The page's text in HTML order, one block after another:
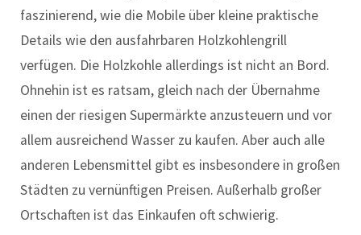
faszinierend, wie die Mobile über kleine praktische
Details wie den ausfahrbaren Holzkohlengrill
verfügen. Die Holzkohle allerdings ist nicht an Bord.
Ohnehin ist es ratsam, gleich nach der Übernahme
einen der riesigen Supermärkte anzusteuern und vor
allem ausreichend Wasser zu kaufen. Aber auch alle
anderen Lebensmittel gibt es insbesondere in großen
Städten zu vernünftigen Preisen. Außerhalb großer
Ortschaften ist das Einkaufen oft schwierig.